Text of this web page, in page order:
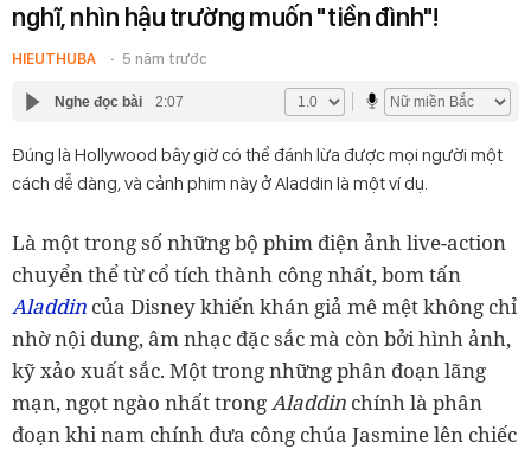
nghĩ, nhìn hậu trường muốn "tiền đình"!
HIEUTHUBA 5 năm trước
Nghe đọc bài 2:07
Đúng là Hollywood bây giờ có thể đánh lừa được mọi người một
cách dễ dàng, và cảnh phim này ở Aladdin là một ví dụ.
Là một trong số những bộ phim điện ảnh live-action
chuyển thể từ cổ tích thành công nhất, bom tấn
Aladdin của Disney khiến khán giả mê mệt không chỉ
nhờ nội dung, âm nhạc đặc sắc mà còn bởi hình ảnh,
kỹ xảo xuất sắc. Một trong những phân đoạn lãng
mạn, ngọt ngào nhất trongAladdin chính là phân
đoạn khi nam chính đưa công chúa Jasmine lên chiếc